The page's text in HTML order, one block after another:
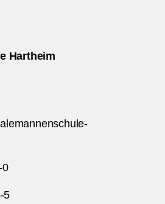
Hartheim
0
5